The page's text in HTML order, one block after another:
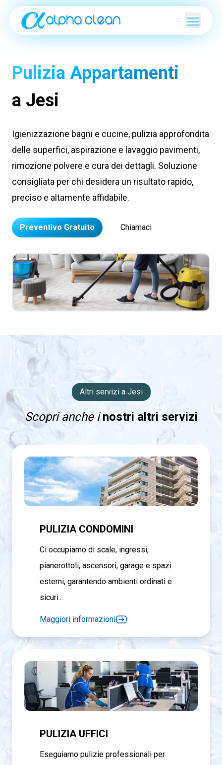
Pulizia Appartamenti
a Jesi
Igienizzazione bagni e cucine, pulizia approfondita
delle superfici, aspirazione e lavaggio pavimenti,
rimozione polvere e cura dei dettagli. Soluzione
consigliata per chi desidera un risultato rapido,
preciso e altamente affidabile.
Preventivo Gratuito Chiamaci
Altri servizi a Jesi
Scopri anche inostri altri servizi
PULIZIA CONDOMINI
Ci occupiamo di scale, ingressi,
pianerottoli, ascensori, garage e spazi
esterni, garantendo ambienti ordinati e
sicuri...
Maggiori informazioni
PULIZIA UFFICI
Eseguiamo pulizie professionali per